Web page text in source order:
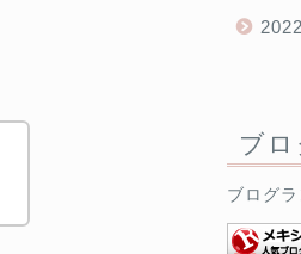
ブ
ブログ